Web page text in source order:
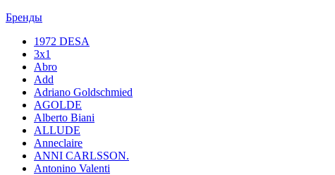
Бренды
1972 DESA
3x1
Abro
Add
Adriano Goldschmied
AGOLDE
Alberto Biani
ALLUDE
Anneclaire
ANNI CARLSSON.
Antonino Valenti